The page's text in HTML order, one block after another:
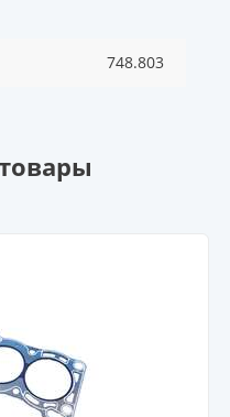
748.803